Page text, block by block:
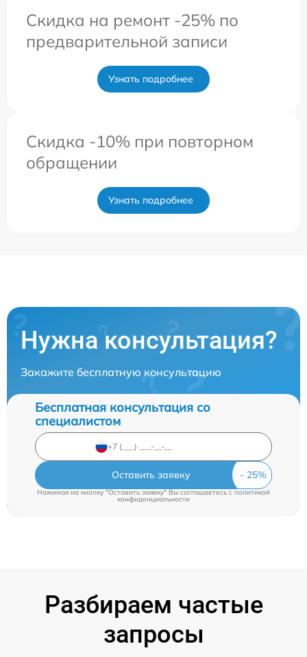
Скидка на ремонт -25% по
предварительной записи
Узнать подробнее
Скидка -10% при повторном
обращении
Узнать подробнее
Нужна консультация?
Закажите бесплатную консультацию
Бесплатная консультация со
специалистом
Оставить заявку
Нажимая на кнопку "Оставить заявку" Вы соглашаетесь cполитикой
конфиденциальности
Разбираем частые
запросы